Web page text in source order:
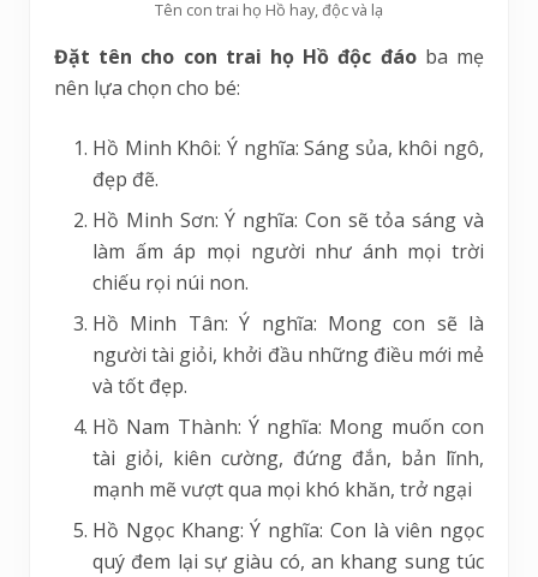
Tên con trai họ Hồ hay, độc và lạ
Đặt tên cho con trai họ Hồ độc đáoba mẹ
nên lựa chọn cho bé:
Hồ Minh Khôi: Ý nghĩa: Sáng sủa, khôi ngô,
đẹp đẽ.
Hồ Minh Sơn: Ý nghĩa: Con sẽ tỏa sáng và
làm ấm áp mọi người như ánh mọi trời
chiếu rọi núi non.
Hồ Minh Tân: Ý nghĩa: Mong con sẽ là
người tài giỏi, khởi đầu những điều mới mẻ
và tốt đẹp.
Hồ Nam Thành: Ý nghĩa: Mong muốn con
tài giỏi, kiên cường, đứng đắn, bản lĩnh,
mạnh mẽ vượt qua mọi khó khăn, trở ngại
Hồ Ngọc Khang: Ý nghĩa: Con là viên ngọc
quý đem lại sự giàu có, an khang sung túc